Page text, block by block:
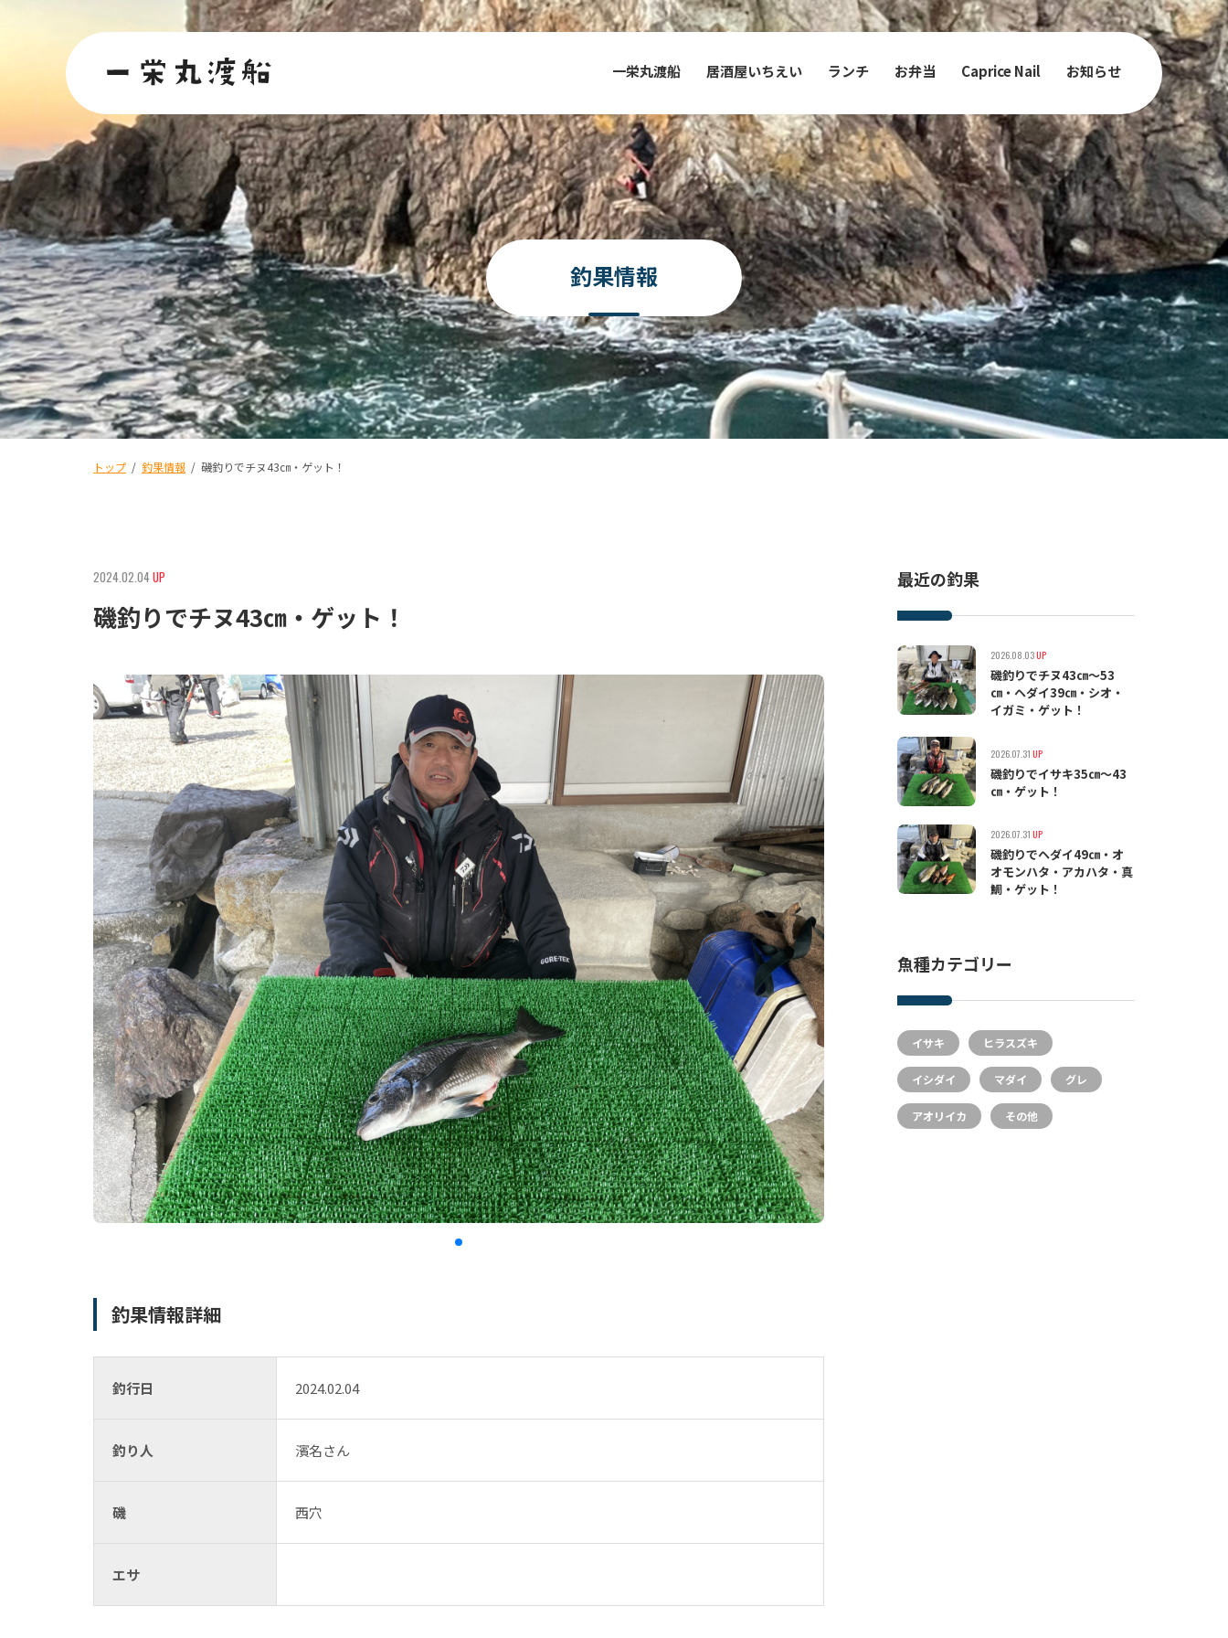
一栄丸渡船 居酒屋いちえい ランチ お弁当 Caprice Nail お知らせ
釣果情報
トップ / 釣果情報 / 磯釣りでチヌ43㎝・ゲット！
2024.02.04UP
磯釣りでチヌ43㎝・ゲット！
釣果情報詳細
釣行日 2024.02.04
釣り人 濱名さん
磯 西穴
エサ
最近の釣果
2026.08.03UP
磯釣りでチヌ43㎝〜53
㎝・ヘダイ39㎝・シオ・
イガミ・ゲット！
2026.07.31 UP
磯釣りでイサキ35㎝〜43
㎝・ゲット！
2026.07.31 UP
磯釣りでヘダイ49㎝・オ
オモンハタ・アカハタ・真
鯛・ゲット！
魚種カテゴリー
イサキ ヒラスズキ
イシダイ マダイ グレ
アオリイカ その他